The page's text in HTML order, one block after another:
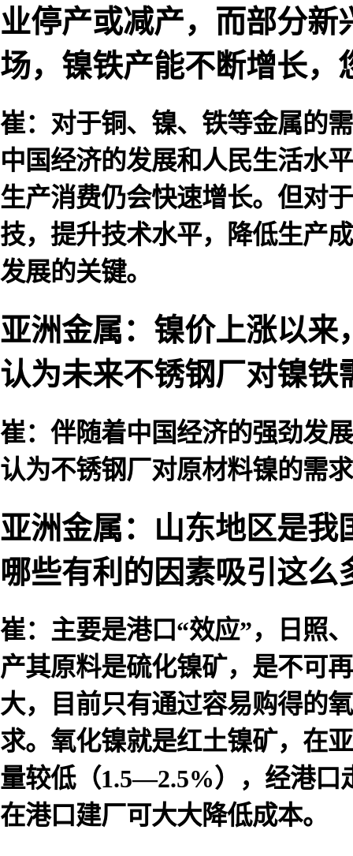
业停产或减产，而部分
场，镍铁产能不断增长，
崔：对于铜、镍、铁等金属的
中国经济的发展和人民生活水
生产消费仍会快速增长。但对
技，提升技术水平，降低生产
发展的关键。
亚洲金属：镍价上涨以来
认为未来不锈钢厂对镍铁
崔：伴随着中国经济的强劲发
认为不锈钢厂对原材料镍的需
亚洲金属：山东地区是我
哪些有利的因素吸引这么
崔：主要是港口“效应”，日照
产其原料是硫化镍矿，是不可
大，目前只有通过容易购得的
求。氧化镍就是红土镍矿，在
量较低（1.5—2.5%），经港口
在港口建厂可大大降低成本。